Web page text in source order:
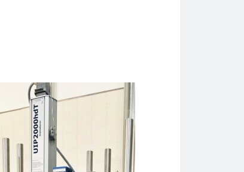
કોલ્ડ બ્રુ કોફી કેવી રીતે ઝડપથી તૈયાર કરી શકો છો.